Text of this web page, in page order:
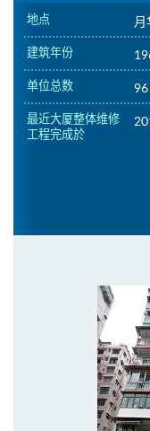
地点 月
建筑年份
单位总数 96
最近大厦整体维修
工程完成於